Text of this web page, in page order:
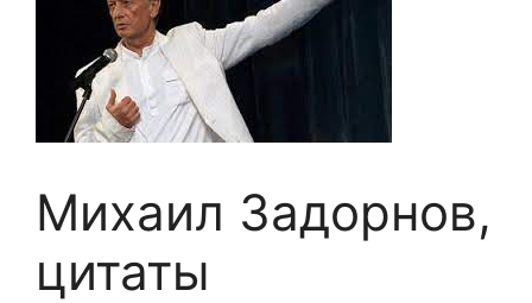
Михаил Задорнов,
цитаты